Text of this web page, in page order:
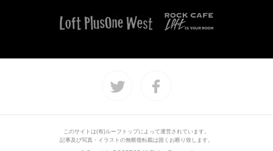
このサイトは(有)ルーフトップによって運営されています。
記事及び写真・イラストの無断復転載は固くお断り致します。